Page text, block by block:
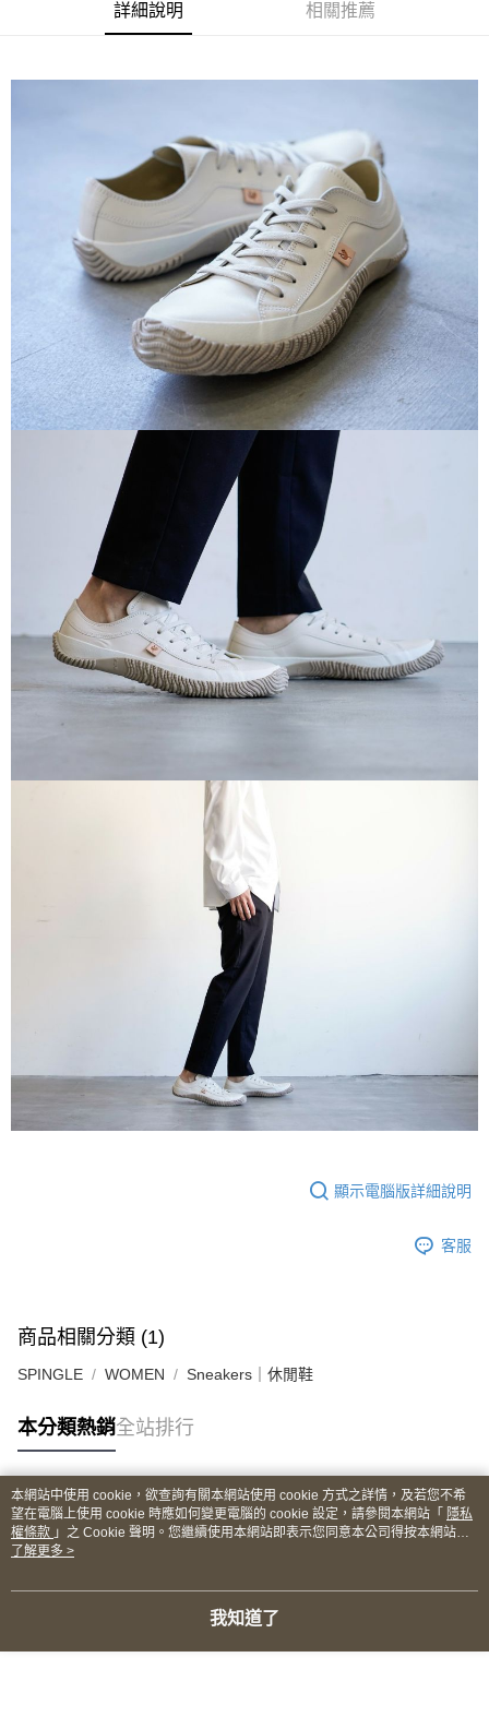
7-11取貨付款
每筆NT$60
付款後7-11取貨
宅配
每筆NT$60
詳細說明 相關推薦
顯示電腦版詳細說明
客服
商品相關分類 (1)
SPINGLE WOMEN Sneakers｜休閒鞋
本分類熱銷全站排行
熱門標籤
本網站中使用 cookie，欲查詢有關本網站使用 cookie 方式之詳情，及若您不希
望在電腦上使用 cookie 時應如何變更電腦的 cookie 設定，請參閱本網站「 隱私
權條款 」之 Cookie 聲明。您繼續使用本網站即表示您同意本公司得按本網站使
用條款之 Cookie 聲明使用 cookie。
了解更多 >
我知道了